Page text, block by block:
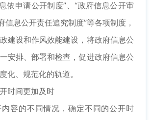
依申请公开制度”、“政府信息公开审
信息公开责任追究制度”等各项制度，
建设和作风效能建设，将政府信息公
安排、部署和检查，促进政府信息公
化、规范化的轨道。
间更加及时
的不同情况，确定不同的公开时